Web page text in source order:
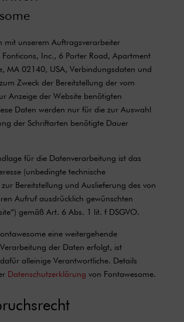
mit unserem Auftragsverarbeiter
Fonticons, Inc., 6 Porter Road, Apartment
MA 02140, USA, Verbindungsdaten und
Zweck der Bereitstellung der vom
Anzeige der Website benötigten
Daten werden nur für die zur Auswahl
der Schriftarten benötigte Dauer
für die Datenverarbeitung ist das
(unbedingte technische
Bereitstellung und Auslieferung des von
Aufruf ausdrücklich gewünschten
gemäß Art. 6 Abs. 1 lit. f DSGVO.
eine weitergehende
der Daten erfolgt, ist
alleinige Verantwortliche. Details
Datenschutzerklärung von Fontawesome.